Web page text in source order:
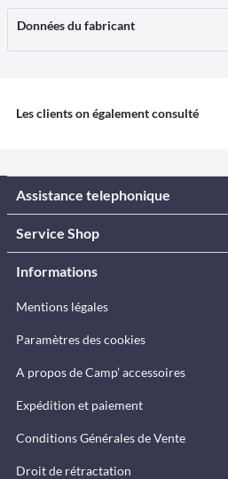
Données du fabricant
Les clients on également consulté
Assistance telephonique
Service Shop
Informations
Mentions légales
Paramètres des cookies
A propos de Camp’ accessoires
Expédition et paiement
Conditions Générales de Vente
Droit de rétractation